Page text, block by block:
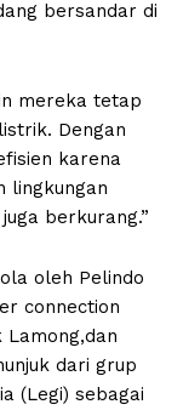
bersandar di
mereka tetap
Dengan
karena
lingkungan
berkurang.”
oleh Pelindo
connection
dari grup
(Legi) sebagai